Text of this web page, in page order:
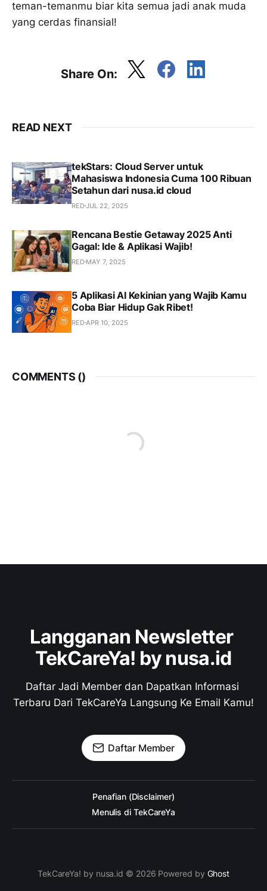
teman-temanmu biar kita semua jadi anak muda
yang cerdas finansial!
Share On:
READ NEXT
tekStars: Cloud Server untuk
Mahasiswa Indonesia Cuma 100 Ribuan
Setahun dari nusa.id cloud
REDJUL 22, 2025
Rencana Bestie Getaway 2025 Anti
Gagal: Ide & Aplikasi Wajib!
RED MAY 7, 2025
5 Aplikasi AI Kekinian yang Wajib Kamu
Coba Biar Hidup Gak Ribet!
RED APR 10, 2025
COMMENTS ()
Langganan Newsletter
TekCareYa! by nusa.id
Daftar Jadi Member dan Dapatkan Informasi
Terbaru Dari TekCareYa Langsung Ke Email Kamu!
Daftar Member
Penafian (Disclaimer)
Menulis di TekCareYa
TekCareYa! by nusa.id © 2026 Powered by Ghost